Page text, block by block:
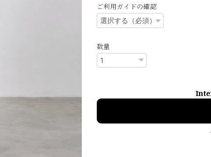
ご利用ガイドの確認
数量